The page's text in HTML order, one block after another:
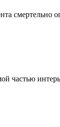
смертельно
частью